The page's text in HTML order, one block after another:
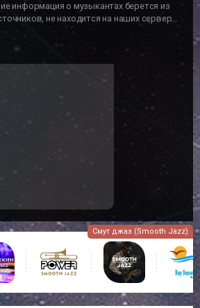
информация о музыкантах берется из
не находится на наших серверах
Смут джаз (Smooth Jazz)